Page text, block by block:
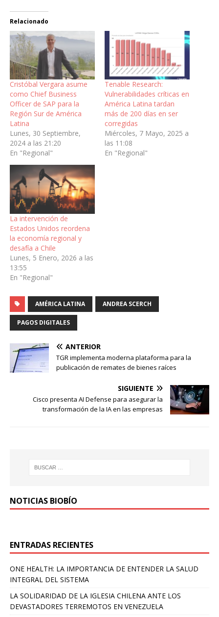
Relacionado
Cristóbal Vergara asume
como Chief Business
Officer de SAP para la
Región Sur de América
Latina
Lunes, 30 Septiembre,
2024 a las 21:20
En "Regional"
Tenable Research:
Vulnerabilidades críticas en
América Latina tardan
más de 200 días en ser
corregidas
Miércoles, 7 Mayo, 2025 a
las 11:08
En "Regional"
La intervención de
Estados Unidos reordena
la economía regional y
desafía a Chile
Lunes, 5 Enero, 2026 a las
13:55
En "Regional"
AMÉRICA LATINA ANDREA SCERCH
PAGOS DIGITALES
ANTERIOR
TGR implementa moderna plataforma para la
publicación de remates de bienes raíces
SIGUIENTE
Cisco presenta AI Defense para asegurar la
transformación de la IA en las empresas
NOTICIAS BIOBÍO
ENTRADAS RECIENTES
ONE HEALTH: LA IMPORTANCIA DE ENTENDER LA SALUD
INTEGRAL DEL SISTEMA
LA SOLIDARIDAD DE LA IGLESIA CHILENA ANTE LOS
DEVASTADORES TERREMOTOS EN VENEZUELA